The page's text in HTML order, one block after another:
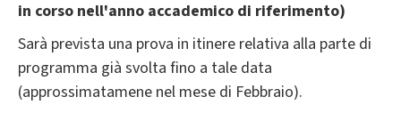
in corso nell'anno accademico di riferimento)
Sarà prevista una prova in itinere relativa alla parte di
programma già svolta fino a tale data
(approssimatamene nel mese di Febbraio).